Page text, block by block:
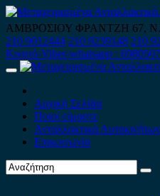
Skip
to
content
ΑΜΒΡΟΣΙΟΥ ΦΡΑΝΤΖΗ 67,
210 9012444 210 9239148 210
Κινητό-Viber-whatsapp :
Primary
Αρχική Σελίδα
Ποιοί είμαστε
Ανταλλακτικά Αυτοκινήτων
Επικοινωνία